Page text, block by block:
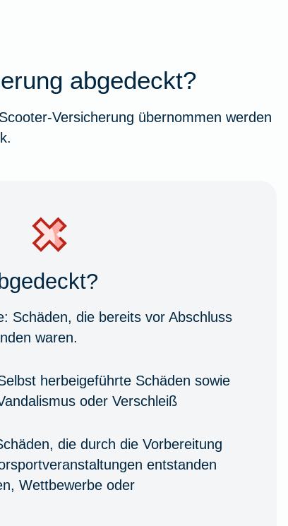
abgedeckt?
Versicherung übernommen werden
Schäden, die bereits vor Abschluss
waren.
herbeigeführte Schäden sowie
oder Verschleiß
die durch die Vorbereitung
entstanden
Wettbewerbe oder